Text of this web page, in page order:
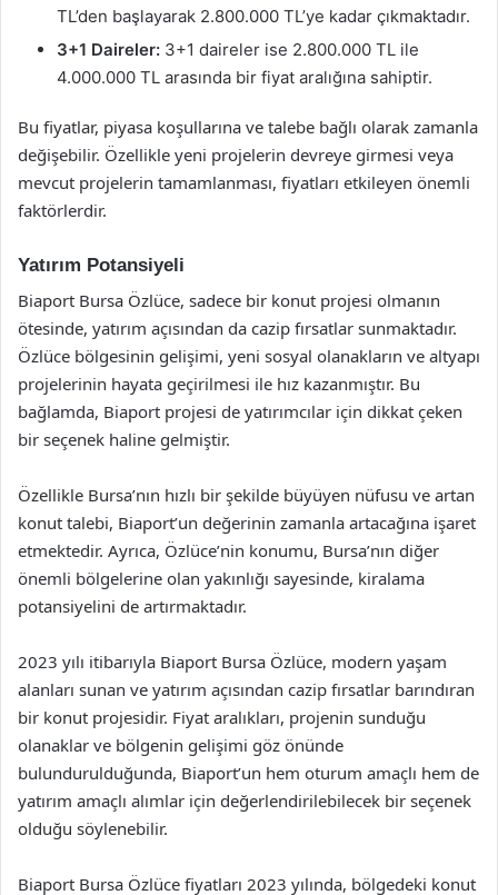
TL’den başlayarak 2.800.000 TL’ye kadar çıkmaktadır.
3+1 Daireler: 3+1 daireler ise 2.800.000 TL ile
4.000.000 TL arasında bir fiyat aralığına sahiptir.
Bu fiyatlar, piyasa koşullarına ve talebe bağlı olarak zamanla
değişebilir. Özellikle yeni projelerin devreye girmesi veya
mevcut projelerin tamamlanması, fiyatları etkileyen önemli
faktörlerdir.
Yatırım Potansiyeli
Biaport Bursa Özlüce, sadece bir konut projesi olmanın
ötesinde, yatırım açısından da cazip fırsatlar sunmaktadır.
Özlüce bölgesinin gelişimi, yeni sosyal olanakların ve altyapı
projelerinin hayata geçirilmesi ile hız kazanmıştır. Bu
bağlamda, Biaport projesi de yatırımcılar için dikkat çeken
bir seçenek haline gelmiştir.
Özellikle Bursa’nın hızlı bir şekilde büyüyen nüfusu ve artan
konut talebi, Biaport’un değerinin zamanla artacağına işaret
etmektedir. Ayrıca, Özlüce’nin konumu, Bursa’nın diğer
önemli bölgelerine olan yakınlığı sayesinde, kiralama
potansiyelini de artırmaktadır.
2023 yılı itibarıyla Biaport Bursa Özlüce, modern yaşam
alanları sunan ve yatırım açısından cazip fırsatlar barındıran
bir konut projesidir. Fiyat aralıkları, projenin sunduğu
olanaklar ve bölgenin gelişimi göz önünde
bulundurulduğunda, Biaport’un hem oturum amaçlı hem de
yatırım amaçlı alımlar için değerlendirilebilecek bir seçenek
olduğu söylenebilir.
Biaport Bursa Özlüce fiyatları 2023 yılında, bölgedeki konut